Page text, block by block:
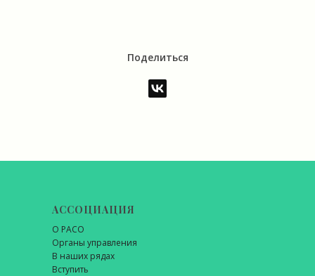
Поделиться
АССОЦИАЦИЯ
О РАСО
Органы управления
В наших рядах
Вступить